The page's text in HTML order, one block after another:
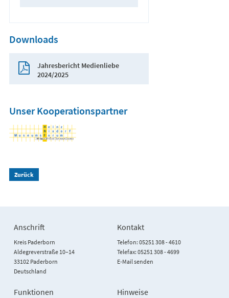
Downloads
Jahresbericht Medienliebe
2024/2025
Unser Kooperationspartner
Zurück
Anschrift
Kreis Paderborn
Aldegreverstraße 10–14
33102 Paderborn
Deutschland
Kontakt
Telefon: 05251 308 - 4610
Telefax: 05251 308 - 4699
E-Mail senden
Funktionen Hinweise